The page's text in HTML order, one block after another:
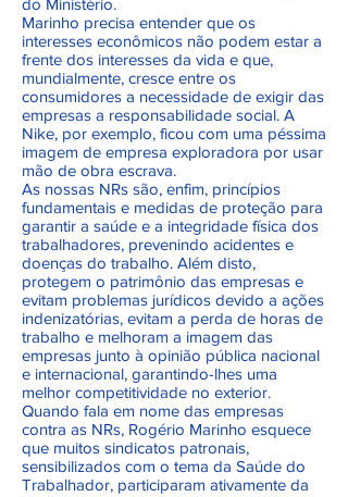
do Ministério.
Marinho precisa entender que os
interesses econômicos não podem estar a
frente dos interesses da vida e que,
mundialmente, cresce entre os
consumidores a necessidade de exigir das
empresas a responsabilidade social. A
Nike, por exemplo, ficou com uma péssima
imagem de empresa exploradora por usar
mão de obra escrava.
As nossas NRs são, enfim, princípios
fundamentais e medidas de proteção para
garantir a saúde e a integridade física dos
trabalhadores, prevenindo acidentes e
doenças do trabalho. Além disto,
protegem o patrimônio das empresas e
evitam problemas jurídicos devido a ações
indenizatórias, evitam a perda de horas de
trabalho e melhoram a imagem das
empresas junto à opinião pública nacional
e internacional, garantindo-lhes uma
melhor competitividade no exterior.
Quando fala em nome das empresas
contra as NRs, Rogério Marinho esquece
que muitos sindicatos patronais,
sensibilizados com o tema da Saúde do
Trabalhador, participaram ativamente da